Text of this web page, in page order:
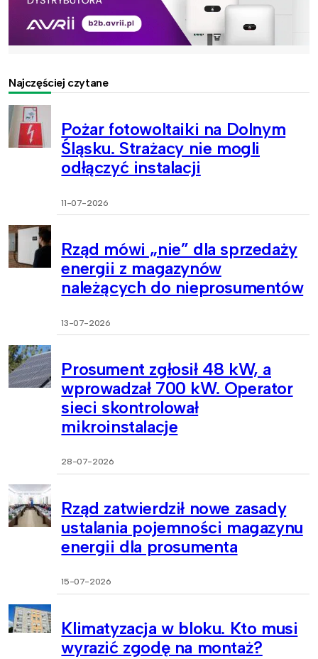
Najczęściej czytane
Pożar fotowoltaiki na Dolnym
Śląsku. Strażacy nie mogli
odłączyć instalacji
11-07-2026
Rząd mówi „nie” dla sprzedaży
energii z magazynów
należących do nieprosumentów
13-07-2026
Prosument zgłosił 48 kW, a
wprowadzał 700 kW. Operator
sieci skontrolował
mikroinstalacje
28-07-2026
Rząd zatwierdził nowe zasady
ustalania pojemności magazynu
energii dla prosumenta
15-07-2026
Klimatyzacja w bloku. Kto musi
wyrazić zgodę na montaż?